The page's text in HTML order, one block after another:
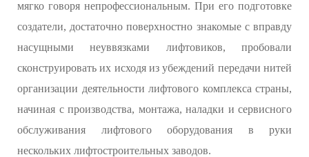
мягко говоря непрофессиональным. При его подготовке
создатели, достаточно поверхностно знакомые с вправду
насущными неуввязками лифтовиков, пробовали
сконструировать их исходя из убеждений передачи нитей
организации деятельности лифтового комплекса страны,
начиная с производства, монтажа, наладки и сервисного
обслуживания лифтового оборудования в руки
нескольких лифтостроительных заводов.